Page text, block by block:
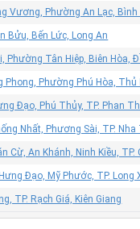
Vương, Phường An Lạc, Bình
Bửu, Bến Lức, Long An
Phường Tân Hiệp, Biên Hòa,
Phong, Phường Phú Hòa,
Đạo, Phú Thủy, TP. Phan
Nhất, Phương Sài, TP.
Cừ, An Khánh, Ninh Kiều,
Đạo, Mỹ Phước, TP. Long
TP. Rạch Giá, Kiên Giang